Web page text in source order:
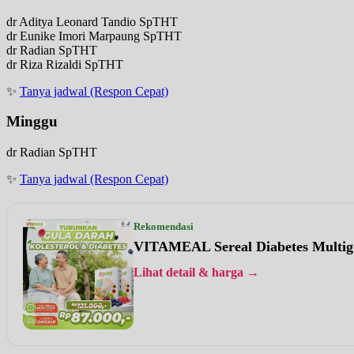
dr Aditya Leonard Tandio SpTHT
dr Eunike Imori Marpaung SpTHT
dr Radian SpTHT
dr Riza Rizaldi SpTHT
✨ Tanya jadwal (Respon Cepat)
Minggu
dr Radian SpTHT
✨ Tanya jadwal (Respon Cepat)
Rekomendasi
VITAMEAL Sereal Diabetes
Lihat detail & harga →